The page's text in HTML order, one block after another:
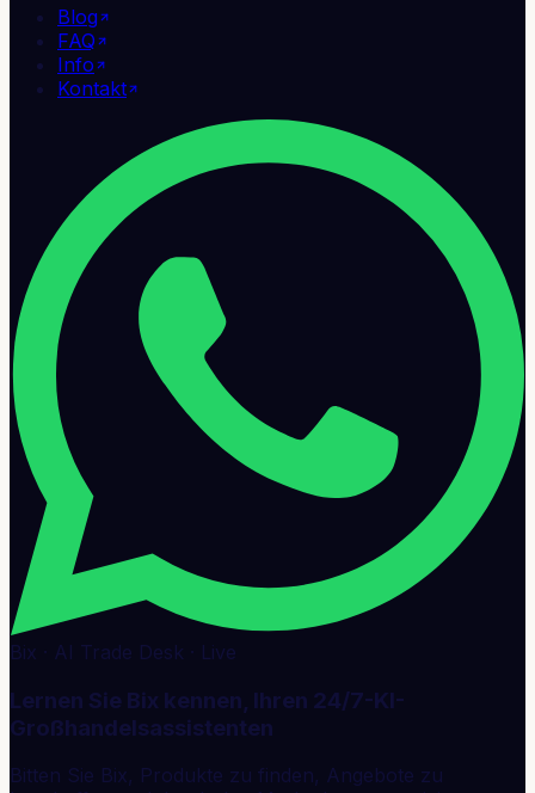
Blog
FAQ
Info
Kontakt
Bix · AI Trade Desk · Live
Lernen Sie Bix kennen, Ihren 24/7-KI-
Großhandelsassistenten
Bitten Sie Bix, Produkte zu finden, Angebote zu